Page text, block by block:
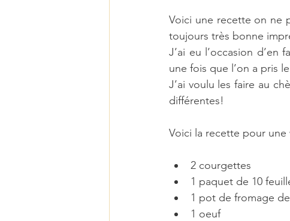
Voici une recette on ne
toujours très bonne
J’ai eu l’occasion
une fois que l’on a pris
J’ai voulu les faire au
différentes!
Voici la recette pour une
2 courgettes
1 paquet de 10
1 pot de fromage
1 oeuf